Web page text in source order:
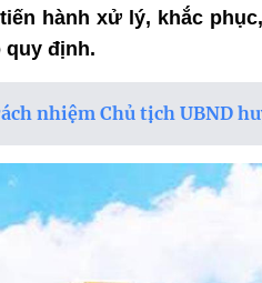
hành xử lý, khắc
quy định.
nhiệm Chủ tịch UBND